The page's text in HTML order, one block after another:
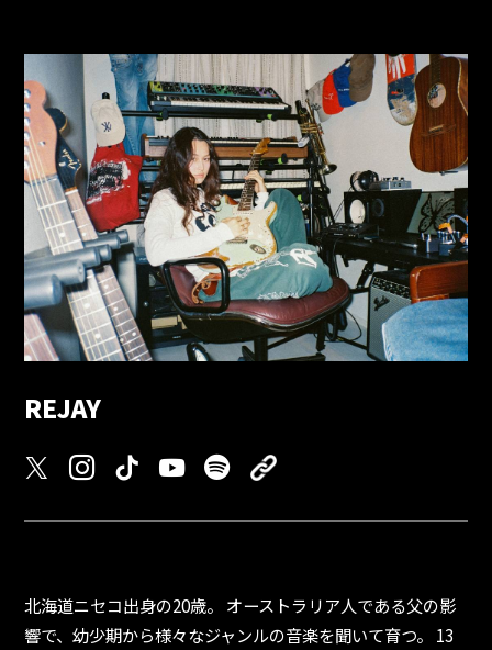
REJAY
北海道ニセコ出身の20歳。 オーストラリア人である父の影
響で、幼少期から様々なジャンルの音楽を聞いて育つ。 13